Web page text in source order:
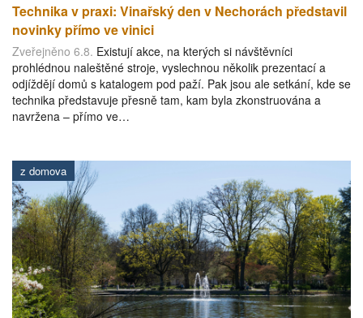
Technika v praxi: Vinařský den v Nechorách představil
novinky přímo ve vinici
Zveřejněno 6.8. Existují akce, na kterých si návštěvníci
prohlédnou naleštěné stroje, vyslechnou několik prezentací a
odjíždějí domů s katalogem pod paží. Pak jsou ale setkání, kde se
technika představuje přesně tam, kam byla zkonstruována a
navržena – přímo ve…
z domova